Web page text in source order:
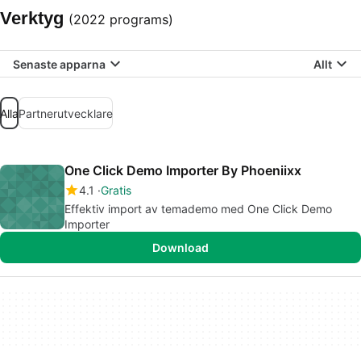
Verktyg (2022 programs)
Senaste apparna Allt
AllaPartnerutvecklare
One Click Demo Importer By Phoeniixx
4.1 Gratis
Effektiv import av temademo med One Click Demo
Importer
Download